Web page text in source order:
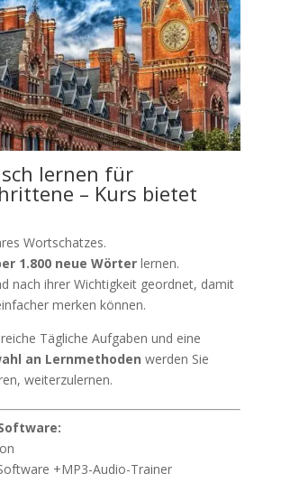
lernen für
– Kurs bietet
Wortschatzes.
1.800 neue Wörterlernen.
nach ihrer Wichtigkeit geordnet, damit
merken können.
Tägliche Aufgaben und eine
an Lernmethoden werden Sie
weiterzulernen.
+MP3-Audio-Trainer